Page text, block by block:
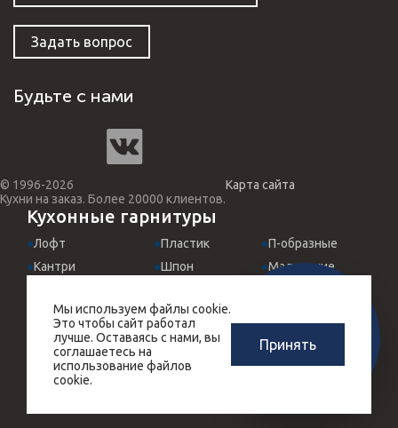
Задать вопрос
Будьте с нами
© 1996-2026
Кухни на заказ. Более 20000 клиентов.
Карта сайта
Кухонные гарнитуры
Лофт
Кантри
Хай-Тек
Прованс
Массив дерева
Пластик
Шпон
Италия
Угловые
Прямые
П-образные
Маленькие
ДИЗАЙНЕР
БЕСПЛАТНО
РАСЧЕТ КУХНИ
ЗА 10 МИНУТ
Мы используем файлы cookie.
Это чтобы сайт работал
лучше. Оставаясь с нами, вы
соглашаетесь на
использование файлов
cookie.
Принять